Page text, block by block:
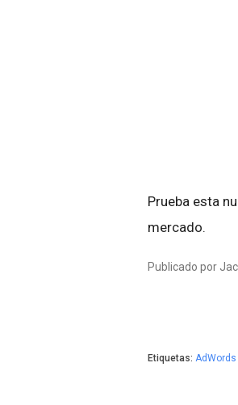
Prueba esta
mercado.
Publicado por
Etiquetas: AdWords